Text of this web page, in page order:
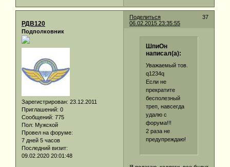
Поделиться
37
06.02.2015 23:35:55
РДВ120
Подполковник
Зарегистрирован: 23.12.2011
Приглашений: 0
Сообщений: 775
Пол: Мужской
Провел на форуме:
7 дней 5 часов
Последний визит:
09.02.2020 20:01:48
ШпиОн
написал(а):
Уважаемый тов.
q1234q
Если не
прекратите
бесполезный
треп, навсегда
удалю с
форума!!!
2 раза не
предупреждаю!